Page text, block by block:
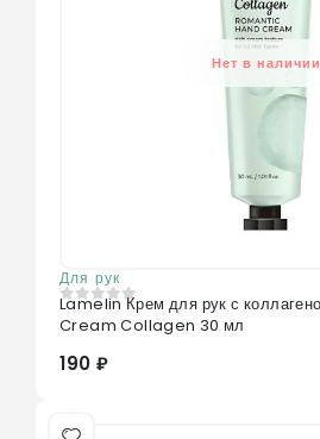
Нет в наличии
Для рук
0из 5
Lamelin Крем для рук с коллагеном Romantic Hand
Cream Collagen 30 мл
190 ₽